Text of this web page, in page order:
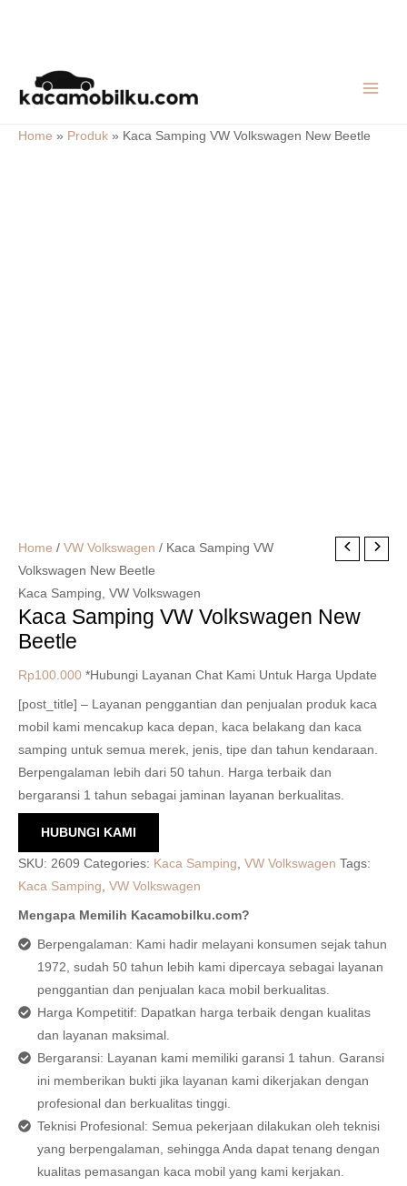
content
Home » Produk » Kaca Samping VW Volkswagen New Beetle
Home / VW Volkswagen / Kaca Samping VW
Volkswagen New Beetle
Kaca Samping, VW Volkswagen
Kaca Samping VW Volkswagen New
Beetle
Rp100.000 *Hubungi Layanan Chat Kami Untuk Harga Update
[post_title] – Layanan penggantian dan penjualan produk kaca
mobil kami mencakup kaca depan, kaca belakang dan kaca
samping untuk semua merek, jenis, tipe dan tahun kendaraan.
Berpengalaman lebih dari 50 tahun. Harga terbaik dan
bergaransi 1 tahun sebagai jaminan layanan berkualitas.
HUBUNGI KAMI
SKU: 2609 Categories: Kaca Samping, VW Volkswagen Tags:
Kaca Samping, VW Volkswagen
Mengapa Memilih Kacamobilku.com?
Berpengalaman: Kami hadir melayani konsumen sejak tahun
1972, sudah 50 tahun lebih kami dipercaya sebagai layanan
penggantian dan penjualan kaca mobil berkualitas.
Harga Kompetitif: Dapatkan harga terbaik dengan kualitas
dan layanan maksimal.
Bergaransi: Layanan kami memiliki garansi 1 tahun. Garansi
ini memberikan bukti jika layanan kami dikerjakan dengan
profesional dan berkualitas tinggi.
Teknisi Profesional: Semua pekerjaan dilakukan oleh teknisi
yang berpengalaman, sehingga Anda dapat tenang dengan
kualitas pemasangan kaca mobil yang kami kerjakan.